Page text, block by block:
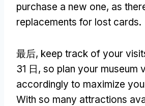
purchase a new one, as
replacements for lost cards.
最后, keep track of your
31 日, so plan your museum
accordingly to maximize
With so many attractions